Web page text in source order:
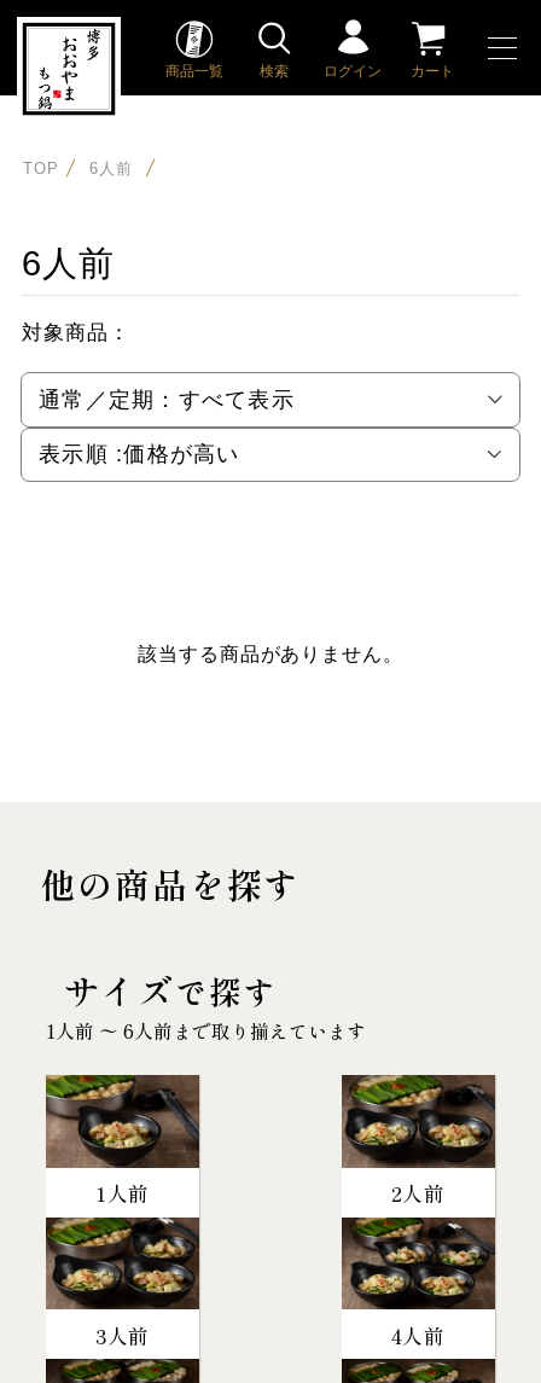
商品一覧 検索 ログイン カート
TOP 6人前
6人前
対象商品：
通常／定期： すべて表示
表示順 :価格が高い
該当する商品がありません。
他の商品を探す
サイズで探す
1人前 〜 6人前まで取り揃えています
1人前 2人前
3人前 4人前